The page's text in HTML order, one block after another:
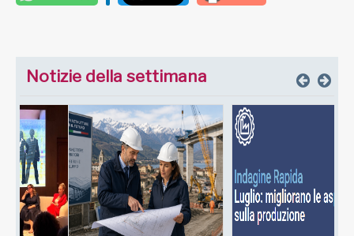
Notizie della settimana